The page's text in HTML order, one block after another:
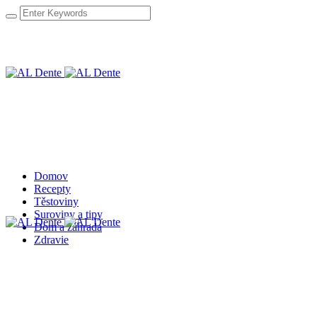
Domov
Recepty
Těstoviny
Suroviny a tipy
Dom a záhrada
Zdravie